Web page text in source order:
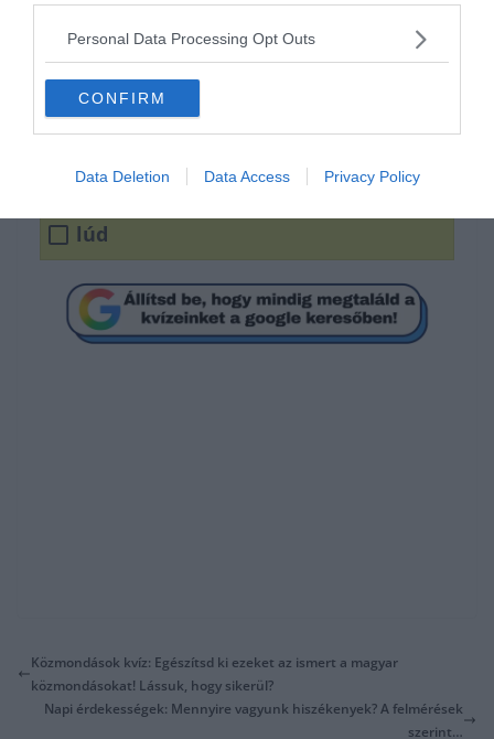
Personal Data Processing Opt Outs
CONFIRM
Data Deletion Data Access Privacy Policy
ima
közmunkás
csepp
lúd
Közmondások kvíz: Egészítsd ki ezeket az ismert a magyar
közmondásokat! Lássuk, hogy sikerül?
Napi érdekességek: Mennyire vagyunk hiszékenyek? A felmérések
szerint…